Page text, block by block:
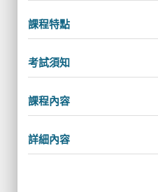
課程特點
考試須知
課程內容
詳細內容